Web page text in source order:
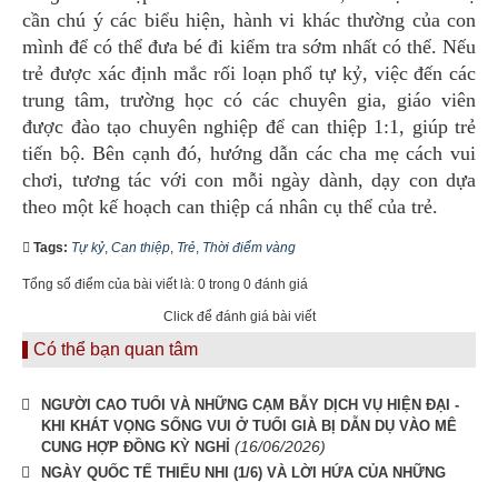
cần chú ý các biểu hiện, hành vi khác thường của con
mình để có thể đưa bé đi kiểm tra sớm nhất có thể. Nếu
trẻ được xác định mắc rối loạn phổ tự kỷ, việc đến các
trung tâm, trường học có các chuyên gia, giáo viên
được đào tạo chuyên nghiệp để can thiệp 1:1, giúp trẻ
tiến bộ. Bên cạnh đó, hướng dẫn các cha mẹ cách vui
chơi, tương tác với con mỗi ngày dành, dạy con dựa
theo một kế hoạch can thiệp cá nhân cụ thể của trẻ.
Tags: Tự kỷ, Can thiệp Trẻ Thời điểm vàng
Tổng số điểm của bài viết là: 0 trong 0 đánh giá
Click để đánh giá bài viết
Có thể bạn quan tâm
NGƯỜI CAO TUỔI VÀ NHỮNG CẠM BẪY DỊCH VỤ HIỆN ĐẠI -
KHI KHÁT VỌNG SỐNG VUI Ở TUỔI GIÀ BỊ DẪN DỤ VÀO MÊ
CUNG HỢP ĐỒNG KỲ NGHỈ (16/06/2026)
NGÀY QUỐC TẾ THIẾU NHI (1/6) VÀ LỜI HỨA CỦA NHỮNG